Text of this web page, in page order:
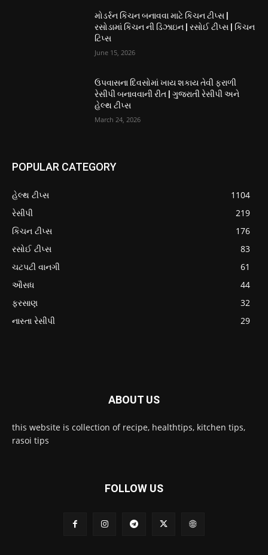
મોડર્રન કિચન બનાવવા માટે કિચન ટીપ્સ |
રસોડામાં કિચન ની ડિઝાઇન | રસોઈ ટીપ્સ | કિચન
ટિપ્સ
June 15, 2026
ઉપવાસના દિવસોમાં ખાય શકાય તેવી ફરાળી
રેસીપી બનાવવાની રીત | ગુજરાતી રેસીપી અને
હેલ્થ ટીપ્સ
March 24, 2026
POPULAR CATEGORY
હેલ્થ ટીપ્સ
1104
રેસીપી
219
કિચન ટીપ્સ
176
રસોઈ ટીપ્સ
83
ચટપટી વાનગી
61
ઔસધ
44
ફરસાણ
32
નાસ્તા રેસીપી
29
ABOUT US
this website is collection of recipe, healthtips, kitchen tips,
rasoi tips
FOLLOW US